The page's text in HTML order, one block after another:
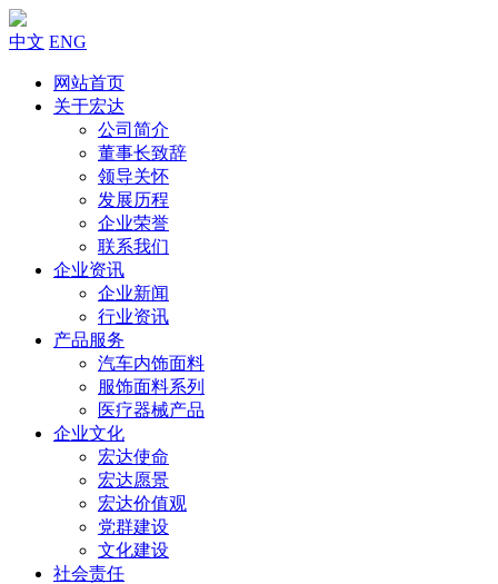
中文 ENG
网站首页
关于宏达
公司简介
董事长致辞
领导关怀
发展历程
企业荣誉
联系我们
企业资讯
企业新闻
行业资讯
产品服务
汽车内饰面料
服饰面料系列
医疗器械产品
企业文化
宏达使命
宏达愿景
宏达价值观
党群建设
文化建设
社会责任